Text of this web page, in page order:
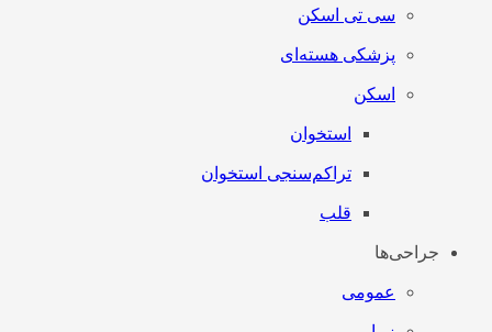
سی تی اسکن
پزشکی هسته‌ای
اسکن
استخوان
تراکم‌سنجی استخوان
قلب
جراحی‌ها
عمومی